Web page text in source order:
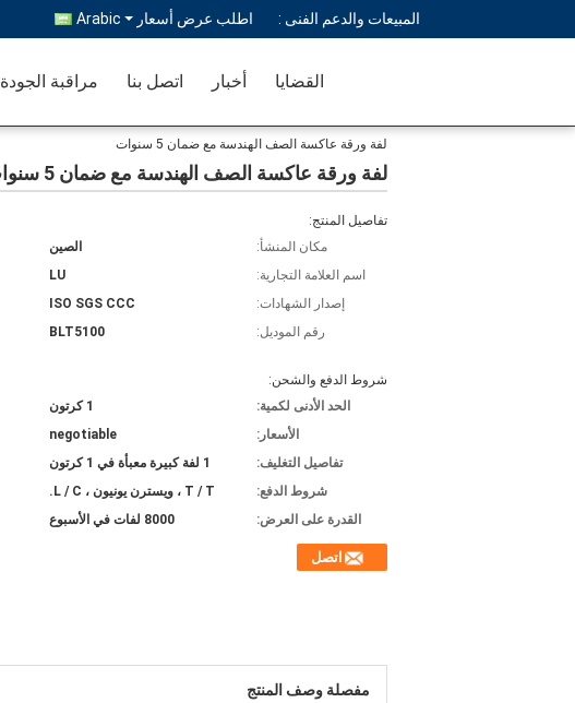
المبيعات والدعم الفنى : اطلب عرض أسعار Arabic
مراقبة الجودة اتصل بنا أخبار القضايا
لفة ورقة عاكسة الصف الهندسة مع ضمان 5 سنوات
لفة ورقة عاكسة الصف الهندسة مع ضمان 5 سنوات
تفاصيل المنتج:
مكان المنشأ:
الصين
اسم العلامة التجارية:
LU
إصدار الشهادات:
ISO SGS CCC
رقم الموديل:
BLT5100
شروط الدفع والشحن:
الحد الأدنى لكمية:
1 كرتون
الأسعار:
negotiable
تفاصيل التغليف:
1 لفة كبيرة معبأة في 1 كرتون
شروط الدفع:
T / T ، ويسترن يونيون ، L / C.
القدرة على العرض:
8000 لفات في الأسبوع
اتصل
مفصلة وصف المنتج